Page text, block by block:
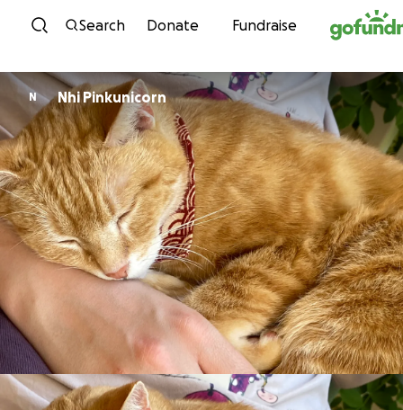
Skip to content
Search Donate Fundraise
N Nhi Pinkunicorn